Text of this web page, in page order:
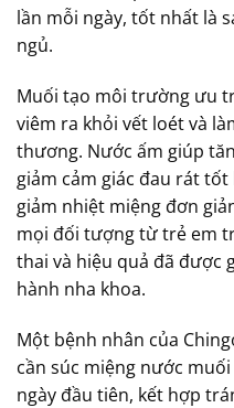
lần mỗi ngày, tốt nhất là
ngủ.
Muối tạo môi trường ưu
viêm ra khỏi vết loét và
thương. Nước ấm giúp
giảm cảm giác đau rát
giảm nhiệt miệng đơn
mọi đối tượng từ trẻ em
thai và hiệu quả đã được
hành nha khoa.
Một bệnh nhân của
cần súc miệng nước
ngày đầu tiên, kết hợp